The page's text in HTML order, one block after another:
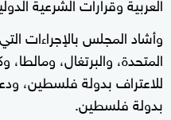
وأشاد المجلس بالإجراءات
المتحدة، والبرتغال، ومالطا،
للاعتراف بدولة فلسطين،
بدولة فلسطين.